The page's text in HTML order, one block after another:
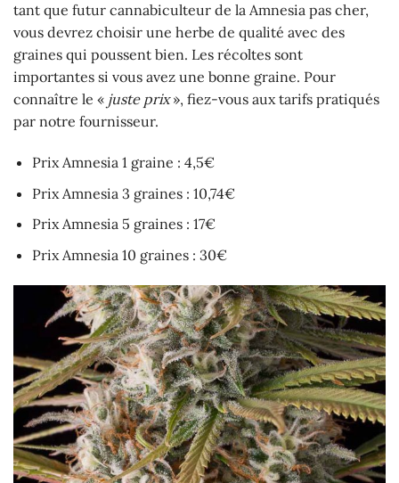
tant que futur cannabiculteur de la Amnesia pas cher,
vous devrez choisir une herbe de qualité avec des
graines qui poussent bien. Les récoltes sont
importantes si vous avez une bonne graine. Pour
connaître le « juste prix», fiez-vous aux tarifs pratiqués
par notre fournisseur.
Prix Amnesia 1 graine : 4,5€
Prix Amnesia 3 graines : 10,74€
Prix Amnesia 5 graines : 17€
Prix Amnesia 10 graines : 30€